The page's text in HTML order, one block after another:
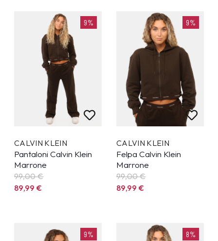
9%
CALVIN KLEIN
Pantaloni Calvin Klein
Marrone
99,00 €
89,99€
9%
CALVIN KLEIN
Felpa Calvin Klein
Marrone
99,00 €
89,99€
9% 8%